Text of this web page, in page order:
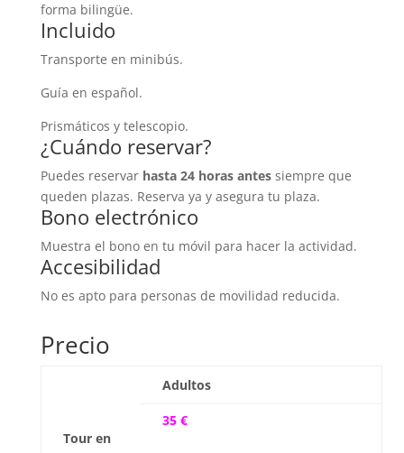
forma bilingüe.
Incluido
Transporte en minibús.
Guía en español.
Prismáticos y telescopio.
¿Cuándo reservar?
Puedes reservar hasta 24 horas antessiempre que
queden plazas. Reserva ya y asegura tu plaza.
Bono electrónico
Muestra el bono en tu móvil para hacer la actividad.
Accesibilidad
No es apto para personas de movilidad reducida.
Precio
Adultos
Tour en
35 €